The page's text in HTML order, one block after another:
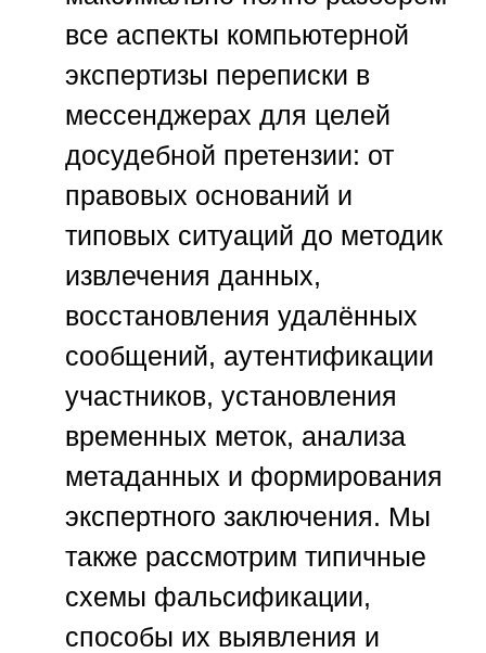
все аспекты компьютерной
экспертизы переписки в
мессенджерах для целей
досудебной претензии: от
правовых оснований и
типовых ситуаций до методик
извлечения данных,
восстановления удалённых
сообщений, аутентификации
участников, установления
временных меток, анализа
метаданных и формирования
экспертного заключения. Мы
также рассмотрим типичные
схемы фальсификации,
способы их выявления и